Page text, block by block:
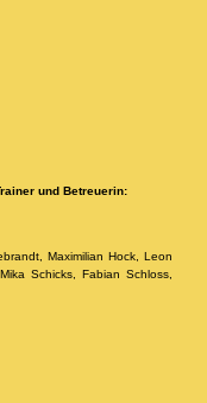
und Betreuerin:
Maximilian Hock, Leon
Schicks, Fabian Schloss,